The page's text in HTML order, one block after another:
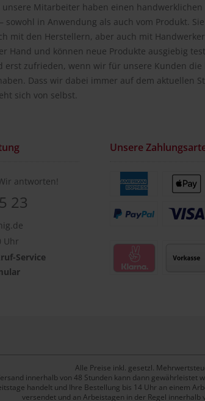
unsere Mitarbeiter haben einen
sowohl in Anwendung als auch vom Produkt.
mit den Herstellern, aber auch mit
Hand und können neue Produkte ausgiebig
erst zufrieden, wenn wir für unsere Kunden die
Dass wir dabei immer auf dem aktuellen
sich von selbst.
antworten!
23
Uhr
Service
Unsere
Alle Preise inkl. gesetzl.
innerhalb von 48 Stunden kann dann
handelt und Ihre Bestellung bis 14 Uhr an einem
versendet und an Arbeistagen in der Regel